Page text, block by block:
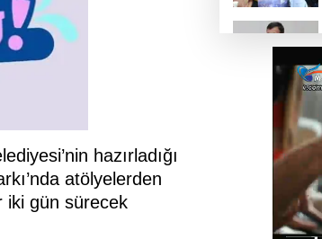
hazırladığı
atölyelerden
iki gün sürecek